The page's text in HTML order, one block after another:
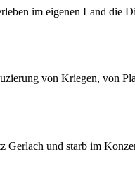
im eigenen Land
von Kriegen, von
und starb im